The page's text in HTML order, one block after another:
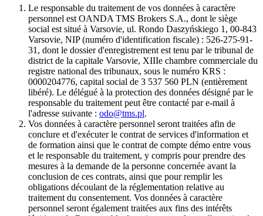
Le responsable du traitement de vos données à caractère
personnel est OANDA TMS Brokers S.A., dont le siège
social est situé à Varsovie, ul. Rondo Daszyńskiego 1, 00-843
Varsovie, NIP (numéro d'identification fiscale) : 526-275-91-
31, dont le dossier d'enregistrement est tenu par le tribunal de
district de la capitale Varsovie, XIIIe chambre commerciale du
registre national des tribunaux, sous le numéro KRS :
0000204776, capital social de 3 537 560 PLN (entièrement
libéré). Le délégué à la protection des données désigné par le
responsable du traitement peut être contacté par e-mail à
l'adresse suivante : odo@tms.pl.
Vos données à caractère personnel seront traitées afin de
conclure et d'exécuter le contrat de services d'information et
de formation ainsi que le contrat de compte démo entre vous
et le responsable du traitement, y compris pour prendre des
mesures à la demande de la personne concernée avant la
conclusion de ces contrats, ainsi que pour remplir les
obligations découlant de la réglementation relative au
traitement du consentement. Vos données à caractère
personnel seront également traitées aux fins des intérêts